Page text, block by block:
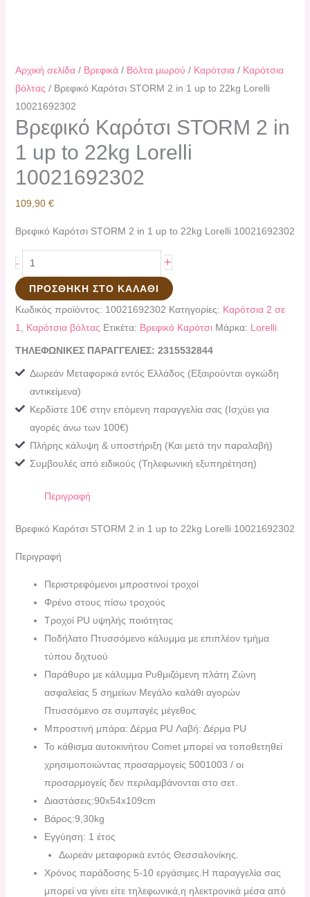
Αρχική σελίδα/ Βρεφικά/ Βόλτα μωρού / Καρότσια/ Καρότσια
βόλτας / Bρεφικό Καρότσι STORM 2 in 1 up to 22kg Lorelli
10021692302
Bρεφικό Καρότσι STORM 2 in
1 up to 22kg Lorelli
10021692302
109,90 €
Bρεφικό Καρότσι STORM 2 in 1 up to 22kg Lorelli 10021692302
- +
ΠΡΟΣΘΉΚΗ ΣΤΟ ΚΑΛΆΘΙ
Κωδικός προϊόντος: 10021692302 Κατηγορίες: Καρότσια 2 σε
1
Καρότσια βόλτας Ετικέτα: Bρεφικό Καρότσι Μάρκα: Lorelli
ΤΗΛΕΦΩΝΙΚΕΣ ΠΑΡΑΓΓΕΛΙΕΣ: 2315532844
Δωρεάν Μεταφορικά εντός Ελλάδος (Εξαιρούνται ογκώδη
αντικείμενα)
Κερδίστε 10€ στην επόμενη παραγγελία σας (Ισχύει για
αγορές άνω των 100€)
Πλήρης κάλυψη & υποστήριξη (Και μετά την παραλαβή)
Συμβουλές από ειδικούς (Τηλεφωνική εξυπηρέτηση)
Περιγραφή
Bρεφικό Καρότσι STORM 2 in 1 up to 22kg Lorelli 10021692302
Περιγραφή
Περιστρεφόμενοι μπροστινοί τροχοί
Φρένο στους πίσω τροχούς
Τροχοί PU υψηλής ποιότητας
Ποδήλατο Πτυσσόμενο κάλυμμα με επιπλέον τμήμα
τύπου διχτυού
Παράθυρο με κάλυμμα Ρυθμιζόμενη πλάτη Ζώνη
ασφαλείας 5 σημείων Μεγάλο καλάθι αγορών
Πτυσσόμενο σε συμπαγές μέγεθος
Μπροστινή μπάρα: Δέρμα PU Λαβή: Δέρμα PU
Το κάθισμα αυτοκινήτου Comet μπορεί να τοποθετηθεί
χρησιμοποιώντας προσαρμογείς 5001003 / οι
προσαρμογείς δεν περιλαμβάνονται στο σετ.
Διαστάσεις:90x54x109cm
Βάρος:9,30kg
Εγγύηση: 1 έτος
Δωρεάν μεταφορικά εντός Θεσσαλονίκης.
Χρόνος παράδοσης 5-10 εργάσιμες.H παραγγελία σας
μπορεί να γίνει είτε τηλεφωνικά,η ηλεκτρονικά μέσα από